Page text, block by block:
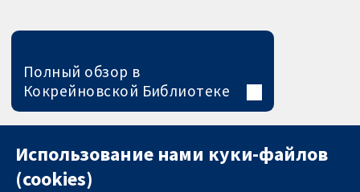
Полный обзор в
Кокрейновской Библиотеке
Использование нами куки-файлов
(cookies)